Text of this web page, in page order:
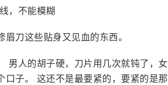
，不能模糊
刀这些贴身又见血的东西。
男人的胡子硬，刀片用几次就钝了，女
口子。 这还不是最要紧的，要紧的是那